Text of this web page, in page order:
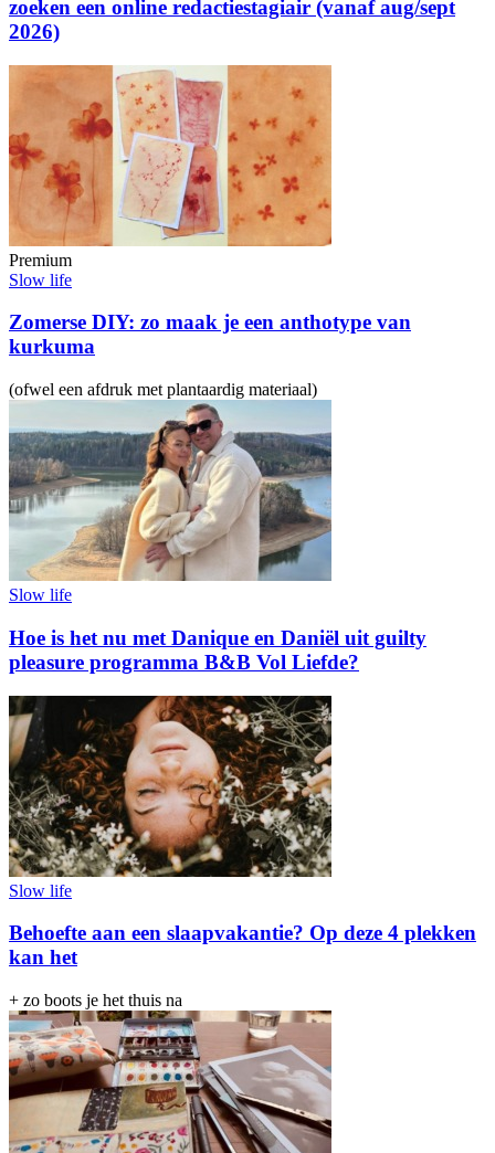
zoeken een online redactiestagiair (vanaf aug/sept
2026)
Premium
Slow life
Zomerse DIY: zo maak je een anthotype van
kurkuma
(ofwel een afdruk met plantaardig materiaal)
Slow life
Hoe is het nu met Danique en Daniël uit guilty
pleasure programma B&B Vol Liefde?
Slow life
Behoefte aan een slaapvakantie? Op deze 4 plekken
kan het
+ zo boots je het thuis na